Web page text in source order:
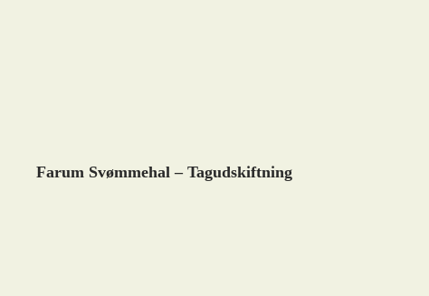
Farum Svømmehal – Tagudskiftning